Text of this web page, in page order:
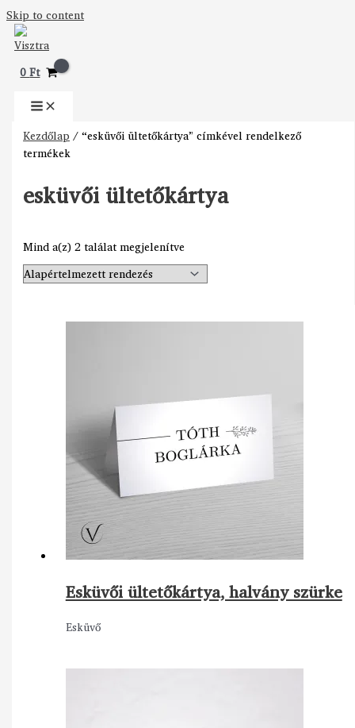
Skip to content
0Ft
Kezdőlap / “esküvői ültetőkártya” címkével rendelkező
termékek
esküvői ültetőkártya
Mind a(z) 2 találat megjelenítve
Esküvői ültetőkártya, halvány szürke
Esküvő